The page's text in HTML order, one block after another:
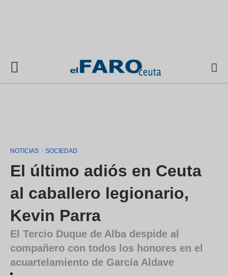
NOTICIAS SOCIEDAD
El último adiós en Ceuta
al caballero legionario,
Kevin Parra
El Tercio Duque de Alba despide al
compañero con todos los honores en el
acuartelamiento de García Aldave